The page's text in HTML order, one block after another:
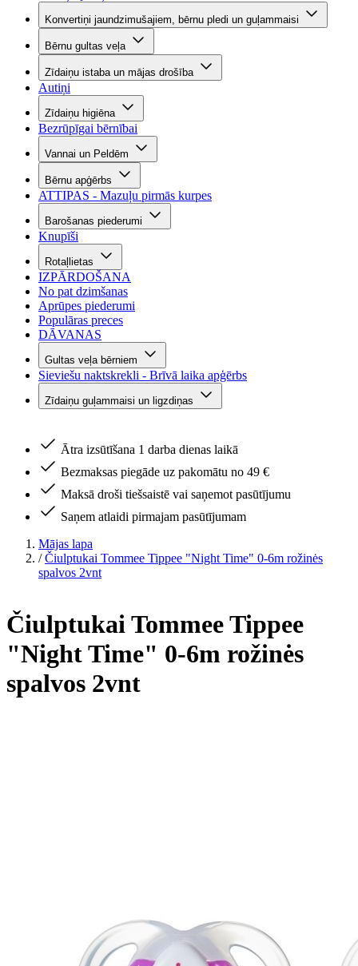
Konvertiņi jaundzimušajiem, bērnu pledi un guļammaisi
Bērnu gultas veļa
Zīdaiņu istaba un mājas drošība
Autiņi
Zīdaiņu higiēna
Bezrūpīgai bērnībai
Vannai un Peldēm
Bērnu apģērbs
ATTIPAS - Mazuļu pirmās kurpes
Barošanas piederumi
Knupīši
Rotaļlietas
IZPĀRDOŠANA
No pat dzimšanas
Aprūpes piederumi
Populāras preces
DĀVANAS
Gultas veļa bērniem
Sieviešu naktskrekli - Brīvā laika apģērbs
Zīdaiņu guļammaisi un ligzdiņas
Ātra izsūtīšana 1 darba dienas laikā
Bezmaksas piegāde uz pakomātu no 49 €
Maksā droši tiešsaistē vai saņemot pasūtījumu
Saņem atlaidi pirmajam pasūtījumam
Mājas lapa
/ Čiulptukai Tommee Tippee "Night Time" 0-6m rožinės
spalvos 2vnt
Čiulptukai Tommee Tippee
"Night Time" 0-6m rožinės
spalvos 2vnt